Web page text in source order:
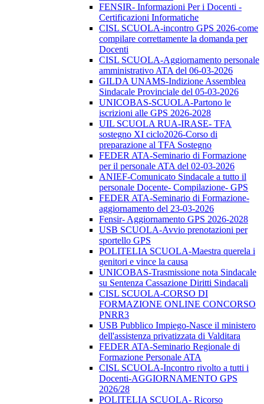
FENSIR- Informazioni Per i Docenti -
Certificazioni Informatiche
CISL SCUOLA-incontro GPS 2026-come
compilare correttamente la domanda per
Docenti
CISL SCUOLA-Aggiornamento personale
amministrativo ATA del 06-03-2026
GILDA UNAMS-Indizione Assemblea
Sindacale Provinciale del 05-03-2026
UNICOBAS-SCUOLA-Partono le
iscrizioni alle GPS 2026-2028
UIL SCUOLA RUA-IRASE- TFA
sostegno XI ciclo2026-Corso di
preparazione al TFA Sostegno
FEDER ATA-Seminario di Formazione
per il personale ATA del 02-03-2026
ANIEF-Comunicato Sindacale a tutto il
personale Docente- Compilazione- GPS
FEDER ATA-Seminario di Formazione-
aggiornamento del 23-03-2026
Fensir- Aggiornamento GPS 2026-2028
USB SCUOLA-Avvio prenotazioni per
sportello GPS
POLITELIA SCUOLA-Maestra querela i
genitori e vince la causa
UNICOBAS-Trasmissione nota Sindacale
su Sentenza Cassazione Diritti Sindacali
CISL SCUOLA-CORSO DI
FORMAZIONE ONLINE CONCORSO
PNRR3
USB Pubblico Impiego-Nasce il ministero
dell'assistenza privatizzata di Valditara
FEDER ATA-Seminario Regionale di
Formazione Personale ATA
CISL SCUOLA-Incontro rivolto a tutti i
Docenti-AGGIORNAMENTO GPS
2026/28
POLITELIA SCUOLA- Ricorso